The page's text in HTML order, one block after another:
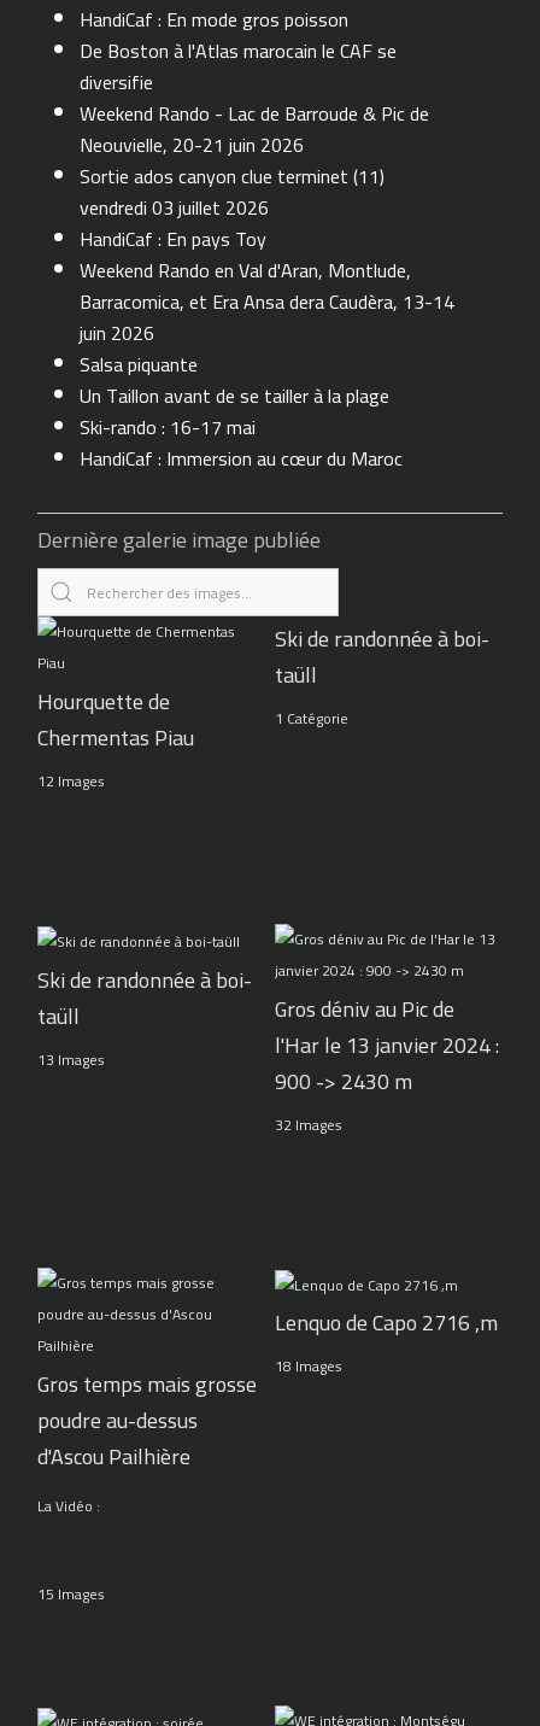
HandiCaf : En mode gros poisson
De Boston à l'Atlas marocain le CAF se
diversifie
Weekend Rando - Lac de Barroude & Pic de
Neouvielle, 20-21 juin 2026
Sortie ados canyon clue terminet (11)
vendredi 03 juillet 2026
HandiCaf : En pays Toy
Weekend Rando en Val d'Aran, Montlude,
Barracomica, et Era Ansa dera Caudèra, 13-14
juin 2026
Salsa piquante
Un Taillon avant de se tailler à la plage
Ski-rando : 16-17 mai
HandiCaf : Immersion au cœur du Maroc
Dernière galerie image publiée
Hourquette de
Chermentas Piau
12 Images
Ski de randonnée à boi-
taüll
1 Catégorie
Ski de randonnée à boi-
taüll
13 Images
Gros déniv au Pic de
l'Har le 13 janvier 2024 :
900 -> 2430 m
32 Images
Gros temps mais grosse
poudre au-dessus
d'Ascou Pailhière
La Vidéo :
15 Images
Lenquo de Capo 2716 ,m
18 Images